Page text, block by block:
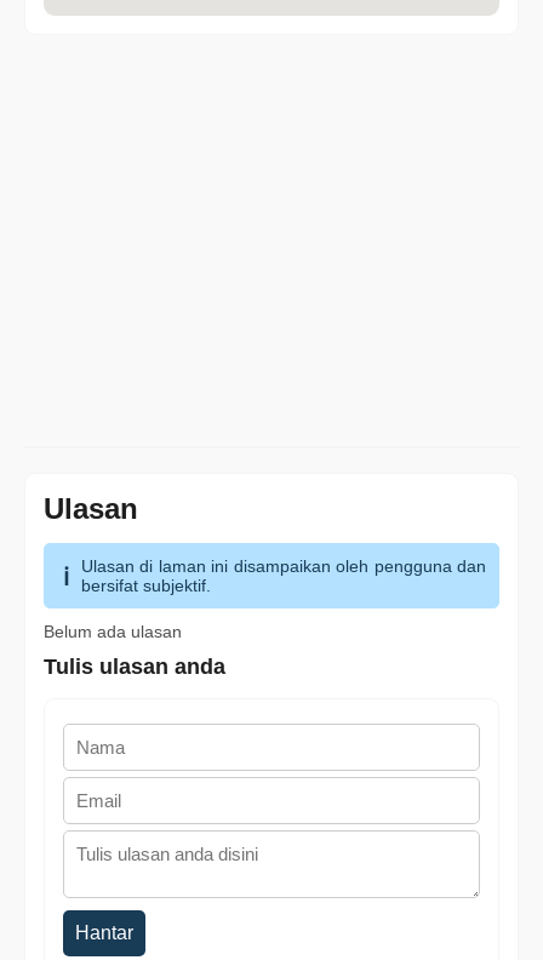
Ulasan
Ulasan di laman ini disampaikan oleh pengguna dan
bersifat subjektif.
Belum ada ulasan
Tulis ulasan anda
Hantar